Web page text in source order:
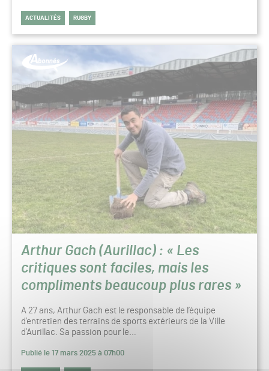
ACTUALITÉS RUGBY
Arthur Gach (Aurillac) : « Les
critiques sont faciles, mais les
compliments beaucoup plus rares »
A 27 ans, Arthur Gach est le responsable de l’équipe
d’entretien des terrains de sports extérieurs de la Ville
d’Aurillac. Sa passion pour le…
Publié le 17 mars 2025 à 07h00